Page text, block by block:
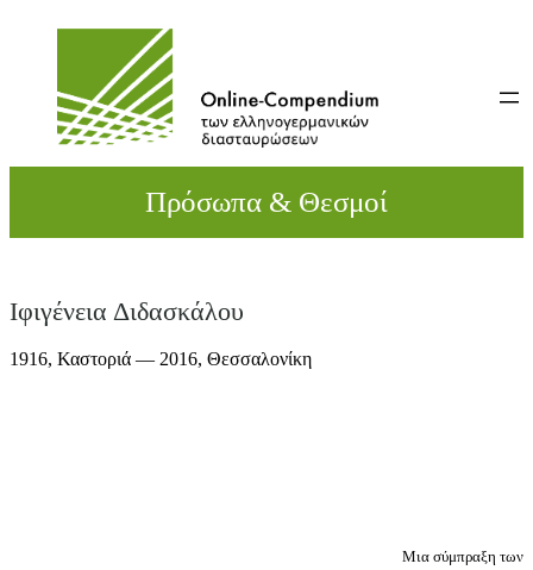
Πρόσωπα & Θεσμοί
Ιφιγένεια Διδασκάλου
1916, Καστοριά — 2016, Θεσσαλονίκη
Μια σύμπραξη των